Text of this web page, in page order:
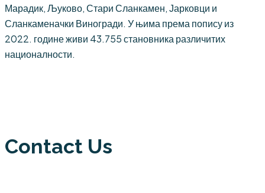
Марадик, Љуково, Стари Сланкамен, Јарковци и
Сланкаменачки Виногради. У њима према попису из
2022. године живи 43.755 становника различитих
националности.
Contact Us